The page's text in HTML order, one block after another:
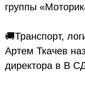
группы
🚚Транспорт,
Артем Ткачев
директора в В